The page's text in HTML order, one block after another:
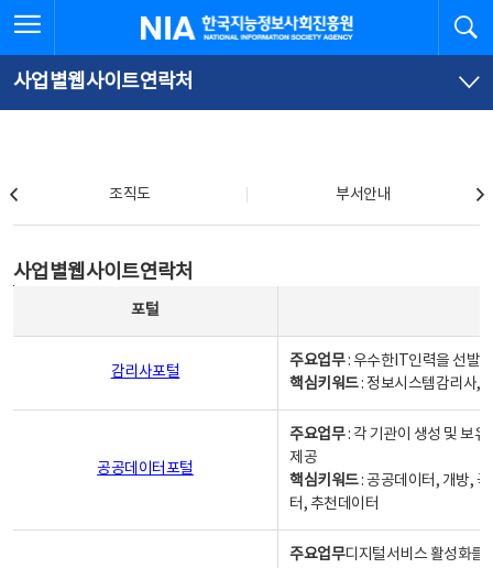
문
로
가
체
뉴
바
가
한국지능정보사회진흥원
사업별웹사이트연락처
조직도 부서안내
사업별웹사이트연락처
포털
감리사포털
주요업무: 우수한IT인력을 선발
핵심키워드: 정보시스템감리사,
공공데이터포털
주요업무: 각 기관이 생성 및 보
제공
핵심키워드: 공공데이터, 개방,
터, 추천데이터
주요업무디지털서비스 활성화를